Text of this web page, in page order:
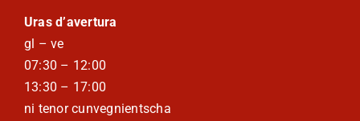
Uras d’avertura
gl – ve
07:30 – 12:00
13:30 – 17:00
ni tenor cunvegnientscha